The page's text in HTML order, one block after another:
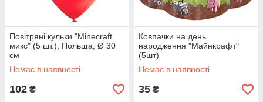
Повітряні кульки "Minecraft
микс" (5 шт.), Польща, Ø 30
см
Немає в наявності
102 ₴
Ковпачки на день
народження "Майнкрафт"
(5шт)
Немає в наявності
35 ₴